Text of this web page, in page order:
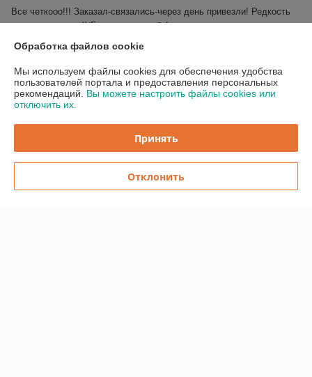
Все четкооо!!! Заказал-связались-через день привезли! Редкость
для наших широт)) Большое спасибо!
Показать все отзывы
О нас
Доставка и оплата
Обработка файлов cookie
Мы используем файлы cookies для обеспечения удобства
пользователей портала и предоставления персональных
рекомендаций. Вы можете настроить файлы cookies или
отключить их.
Принять
Отклонить